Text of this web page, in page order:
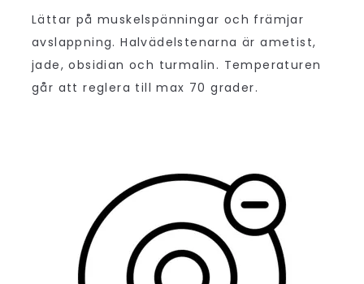
Lättar på muskelspänningar och främjar
avslappning. Halvädelstenarna är ametist,
jade, obsidian och turmalin. Temperaturen
går att reglera till max 70 grader.